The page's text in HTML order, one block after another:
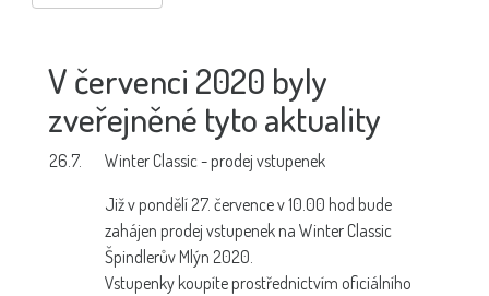
V červenci 2020 byly
zveřejněné tyto aktuality
26.7.
Winter Classic - prodej vstupenek
Již v pondělí 27. července v 10.00 hod bude
zahájen prodej vstupenek na Winter Classic
Špindlerův Mlýn 2020.
Vstupenky koupíte prostřednictvím oficiálního